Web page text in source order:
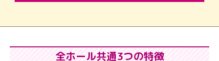
全ホール共通3つの特徴